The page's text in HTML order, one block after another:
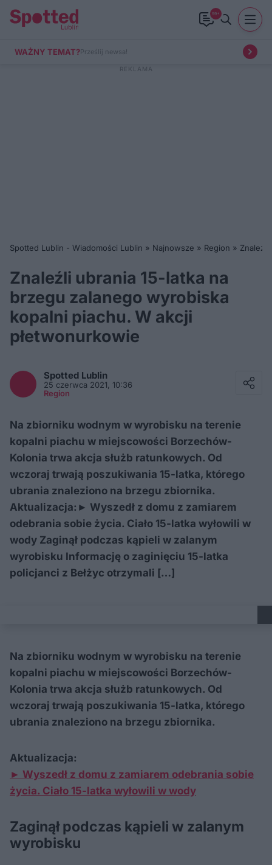
99+
WAŻNY TEMAT?Prześlij newsa!
Spotted Lublin - Wiadomości Lublin » Najnowsze » Region » Znaleźli
Znaleźli ubrania 15-latka na
brzegu zalanego wyrobiska
kopalni piachu. W akcji
płetwonurkowie
Spotted Lublin
25 czerwca 2021, 10:36
Region
Na zbiorniku wodnym w wyrobisku na terenie
kopalni piachu w miejscowości Borzechów-
Kolonia trwa akcja służb ratunkowych. Od
wczoraj trwają poszukiwania 15-latka, którego
ubrania znaleziono na brzegu zbiornika.
Aktualizacja:► Wyszedł z domu z zamiarem
odebrania sobie życia. Ciało 15-latka wyłowili w
wody Zaginął podczas kąpieli w zalanym
wyrobisku Informację o zaginięciu 15-latka
policjanci z Bełżyc otrzymali […]
Na zbiorniku wodnym w wyrobisku na terenie
kopalni piachu w miejscowości Borzechów-
Kolonia trwa akcja służb ratunkowych. Od
wczoraj trwają poszukiwania 15-latka, którego
ubrania znaleziono na brzegu zbiornika.
Aktualizacja:
► Wyszedł z domu z zamiarem odebrania sobie
życia. Ciało 15-latka wyłowili w wody
Zaginął podczas kąpieli w zalanym
wyrobisku